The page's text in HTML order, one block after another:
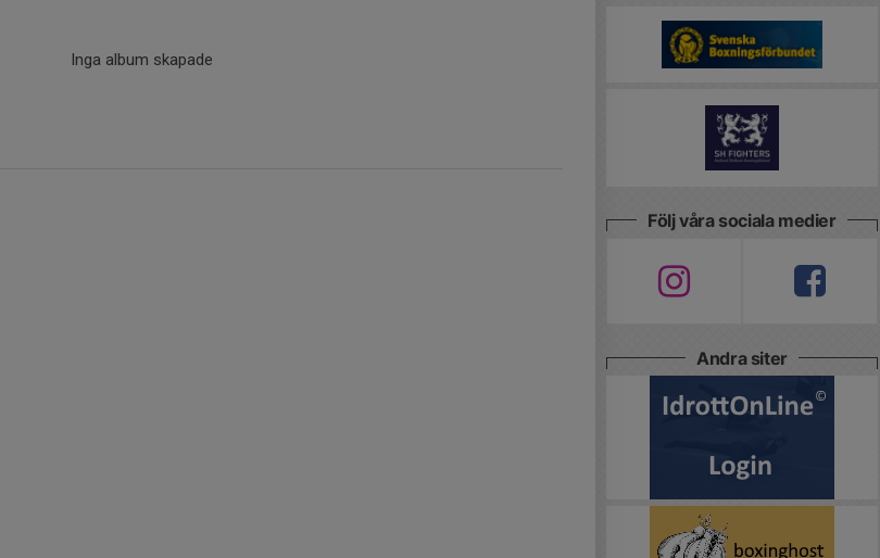
Inga album skapade
Följ våra sociala medier
Andra siter